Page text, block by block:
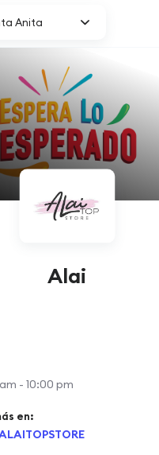
Anita
Alai
- 10:00 pm
en: